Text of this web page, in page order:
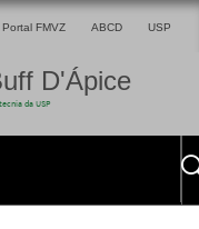
Portal FMVZ ABCD USP
D'Ápice
da USP